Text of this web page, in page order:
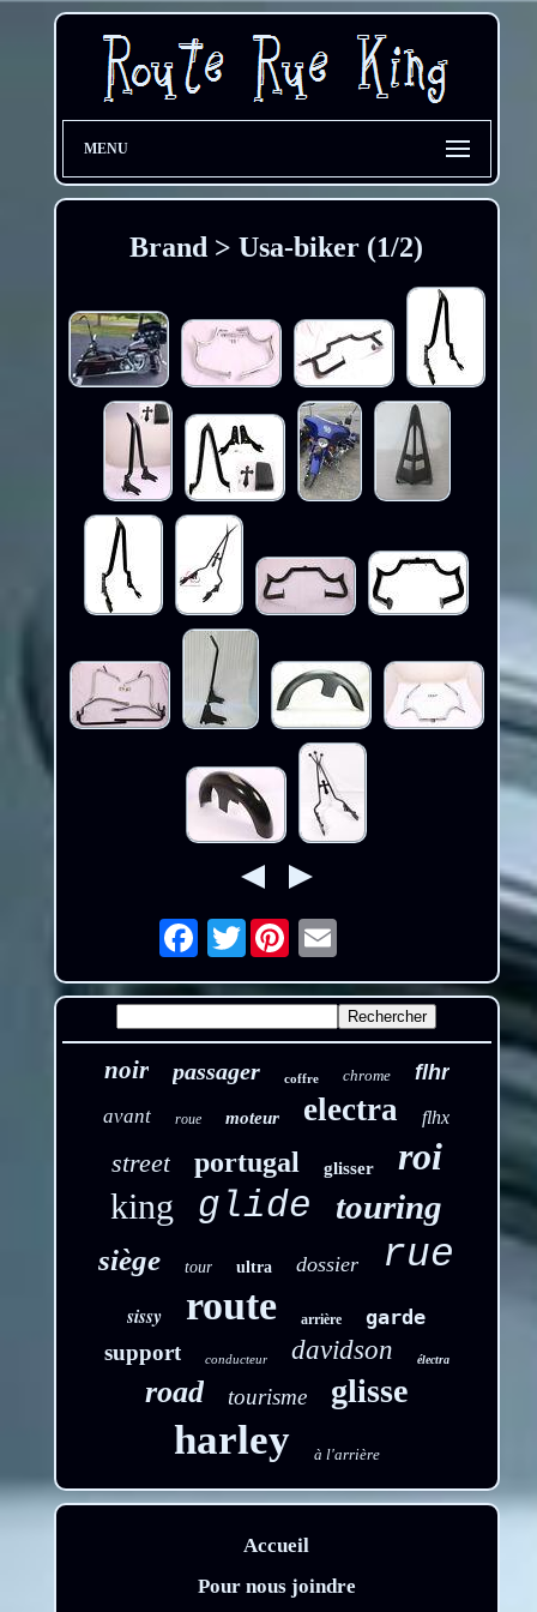
MENU
Brand > Usa-biker (1/2)
Twitter Email
noir passager coffre chrome flhr
avant roue moteur electra flhx
street portugal glisser roi
king glide touring
siège tour ultra dossier rue
sissy route arrière garde
support conducteur davidson électra
road tourisme glisse
harley à l'arrière
Accueil
Pour nous joindre